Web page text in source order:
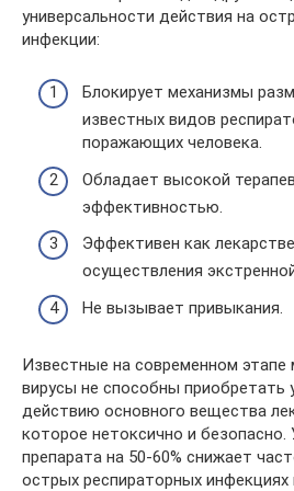
универсальности действия на
инфекции:
Блокирует механизмы
известных видов
поражающих человека.
Обладает высокой
эффективностью.
Эффективен как
осуществления
Не вызывает привыкания.
Известные на современном этапе
вирусы не способны приобретать
действию основного вещества
которое нетоксично и безопасно.
препарата на 50-60% снижает
острых респираторных инфекциях